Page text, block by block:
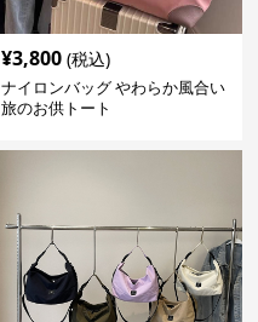
¥3,800 (税込)
ナイロンバッグ やわらか風合い
旅のお供トート